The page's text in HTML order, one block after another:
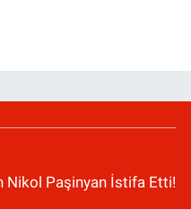
Nikol Paşinyan İstifa Etti!